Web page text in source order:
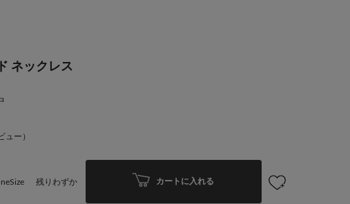
ネックレス
ュー）
残りわずか カートに入れる